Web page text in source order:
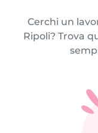
Cerchi un
Ripoli? Trova